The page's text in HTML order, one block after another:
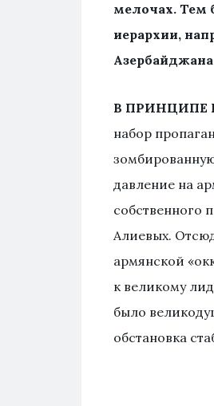
мелочах. Тем
иерархии,
В ПРИНЦИПЕ
набор
давление на
собственного
Алиевых.
армянской
к великому
было
обстановка